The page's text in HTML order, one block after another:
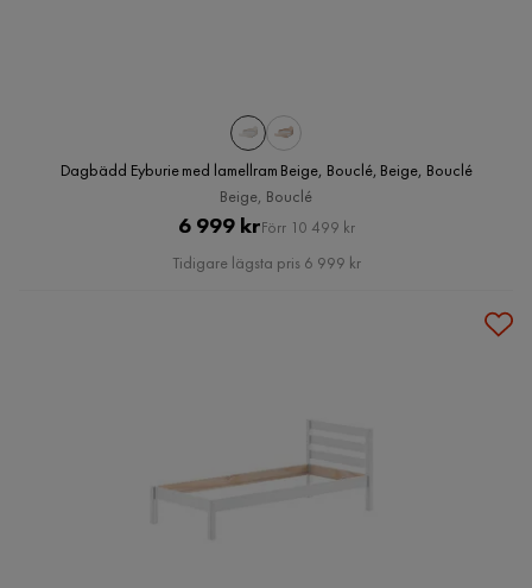
Dagbädd Eyburie med lamellram Beige, Bouclé, Beige, Bouclé
Beige, Bouclé
Pris
6 999 krOriginal
Pris
Förr 10 499 kr
Tidigare lägsta pris 6 999 kr